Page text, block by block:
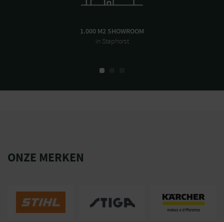
1.000 M2 SHOWROOM
in Staphorst
ONZE MERKEN